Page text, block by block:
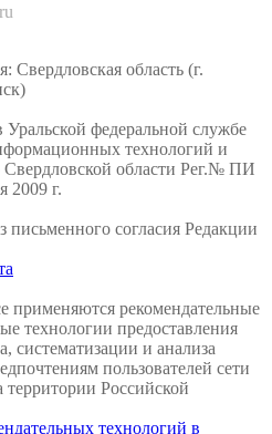
Свердловская область (г.
Уральской федеральной службе
технологий и
области Рег.№ ПИ
2009 г.
письменного согласия Редакции
применяются рекомендательные
технологии предоставления
систематизации и анализа
пользователей сети
Российской
технологий в